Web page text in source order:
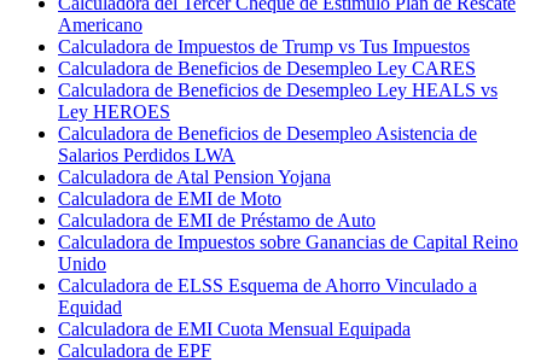
Americano
Calculadora de Impuestos de Trump vs Tus Impuestos
Calculadora de Beneficios de Desempleo Ley CARES
Calculadora de Beneficios de Desempleo Ley HEALS vs
Ley HEROES
Calculadora de Beneficios de Desempleo Asistencia de
Salarios Perdidos LWA
Calculadora de Atal Pension Yojana
Calculadora de EMI de Moto
Calculadora de EMI de Préstamo de Auto
Calculadora de Impuestos sobre Ganancias de Capital Reino
Unido
Calculadora de ELSS Esquema de Ahorro Vinculado a
Equidad
Calculadora de EMI Cuota Mensual Equipada
Calculadora de EPF